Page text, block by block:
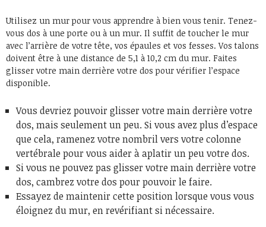
Utilisez un mur pour vous apprendre à bien vous tenir. Tenez-
vous dos à une porte ou à un mur. Il suffit de toucher le mur
avec l’arrière de votre tête, vos épaules et vos fesses. Vos talons
doivent être à une distance de 5,1 à 10,2 cm du mur. Faites
glisser votre main derrière votre dos pour vérifier l’espace
disponible.
Vous devriez pouvoir glisser votre main derrière votre
dos, mais seulement un peu. Si vous avez plus d’espace
que cela, ramenez votre nombril vers votre colonne
vertébrale pour vous aider à aplatir un peu votre dos.
Si vous ne pouvez pas glisser votre main derrière votre
dos, cambrez votre dos pour pouvoir le faire.
Essayez de maintenir cette position lorsque vous vous
éloignez du mur, en revérifiant si nécessaire.